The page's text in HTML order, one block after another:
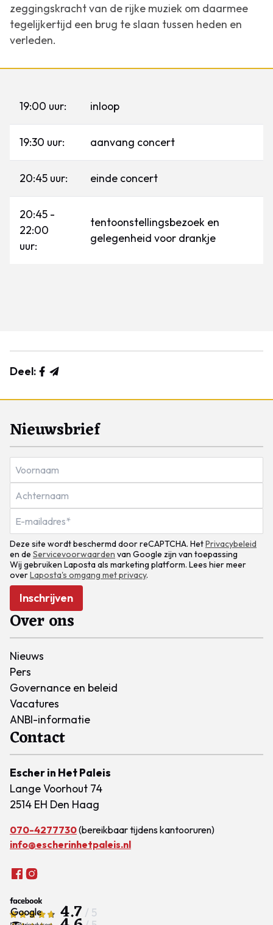
zeggingskracht van de rijke muziek om daarmee
tegelijkertijd een brug te slaan tussen heden en
verleden.
19:00 uur: inloop
19:30 uur: aanvang concert
20:45 uur: einde concert
20:45 -
22:00
uur:
tentoonstellingsbezoek en
gelegenheid voor drankje
Deel:
Nieuwsbrief
Deze site wordt beschermd door reCAPTCHA. HetPrivacybeleid
en de Servicevoorwaarden van Google zijn van toepassing
Wij gebruiken Laposta als marketing platform. Lees hier meer
overLaposta's omgang met privacy.
Inschrijven
Over ons
Nieuws
Pers
Governance en beleid
Vacatures
ANBI-informatie
Contact
Escher in Het Paleis
Lange Voorhout 74
2514 EH Den Haag
070-4277730(bereikbaar tijdens kantooruren)
info@escherinhetpaleis.nl
4.7 / 5